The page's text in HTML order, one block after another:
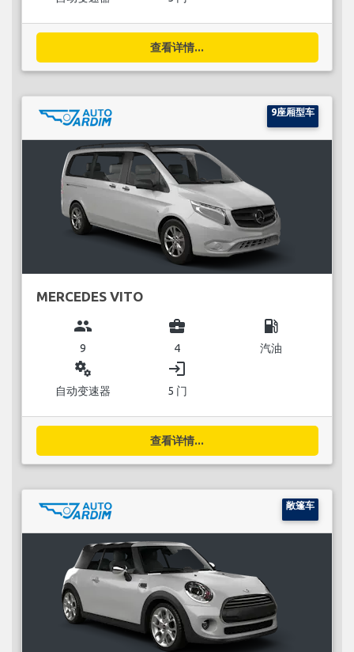
查看详情...
9座厢型车
MERCEDES VITO
group
9
business_center
4
local_gas_station
汽油
miscellaneous_services
自动变速器
login
5 门
查看详情...
敞篷车